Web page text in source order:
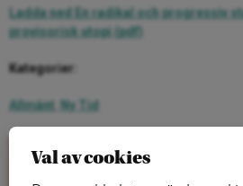
Ladda ned En radikal och progressiv
provisorisk utopi (pdf)
Kategorier:
Allmänt Ny Tid
Val av cookies